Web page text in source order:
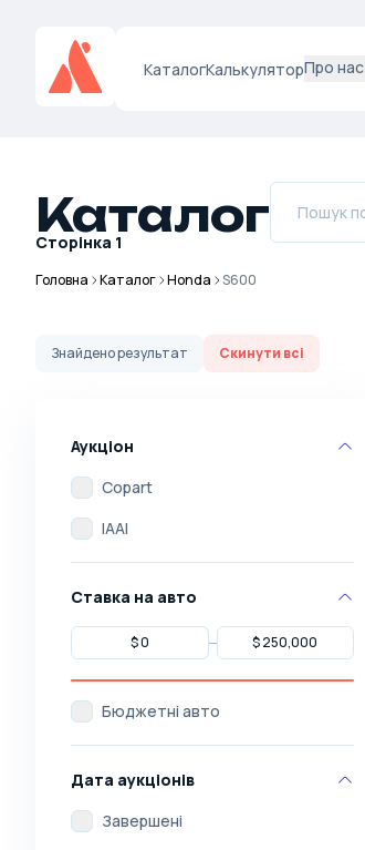
КаталогКалькуляторПро нас
Каталог
Сторінка 1
Головна Каталог Honda S600
Знайденорезультат Скинути всі
Аукціон
Copart
IAAI
Ставка на авто
Бюджетні авто
Дата аукціонів
Завершені